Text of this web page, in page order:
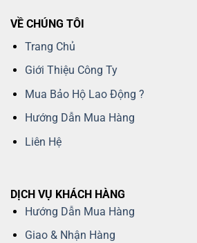
VỀ CHÚNG TÔI
Trang Chủ
Giới Thiệu Công Ty
Mua Bảo Hộ Lao Động ?
Hướng Dẫn Mua Hàng
Liên Hệ
DỊCH VỤ KHÁCH HÀNG
Hướng Dẫn Mua Hàng
Giao & Nhận Hàng